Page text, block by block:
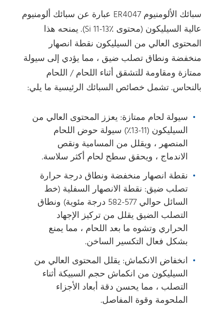
سبائك الألومنيوم ER4047 عبارة عن سبائك ألومنيوم
عالية السيليكون (محتوى Si 11-13٪). يمنحه هذا
المحتوى العالي من السيليكون نقطة انصهار
منخفضة ونطاق تصلب ضيق ، مما يؤدي إلى سيولة
ممتازة ومقاومة للتشقق أثناء اللحام / اللحام
بالنحاس. تشمل خصائص السبائك الرئيسية ما يلي:
سيولة لحام ممتازة: يعزز المحتوى العالي من
السيليكون (11-13٪) سيولة حوض اللحام
المنصهر ، ويقلل من المسامية ونقص
الاندماج ، ويحقق سطح لحام أكثر سلاسة.
نقطة انصهار منخفضة ونطاق درجة حرارة
تصلب ضيق: نقطة الانصهار السفلية (خط
السائل حوالي 577-582 درجة مئوية) ونطاق
التصلب الضيق يقلل من تركيز الإجهاد
الحراري وتشوه ما بعد اللحام ، مما يمنع
بشكل فعال التكسير الساخن.
انخفاض الانكماش: يقلل المحتوى العالي من
السيليكون من انكماش حجم السبيكة أثناء
التصلب ، مما يحسن دقة أبعاد الأجزاء
الملحومة وقوة المفاصل.